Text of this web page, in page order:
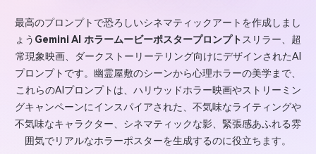
最高のプロンプトで恐ろしいシネマティックアートを作成しまし
ょう Gemini AI ホラームービーポスタープロンプトスリラー、超
常現象映画、ダークストーリーテリング向けにデザインされたAI
プロンプトです。幽霊屋敷のシーンから心理ホラーの美学まで、
これらのAIプロンプトは、ハリウッドホラー映画やストリーミン
グキャンペーンにインスパイアされた、不気味なライティングや
不気味なキャラクター、シネマティックな影、緊張感あふれる雰
囲気でリアルなホラーポスターを生成するのに役立ちます。